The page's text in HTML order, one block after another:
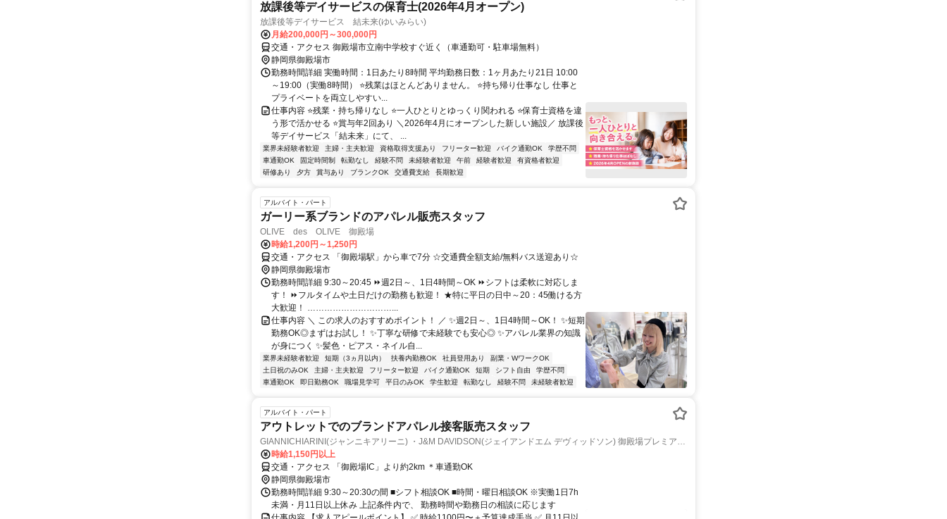
放課後等デイサービスの保育士(2026年4月オープン)
放課後等デイサービス 結未来(ゆいみらい)
月給200,000円～300,000円
交通・アクセス 御殿場市立南中学校すぐ近く（車通勤可・駐車場無料）
静岡県御殿場市
勤務時間詳細 実働時間：1日あたり8時間 平均勤務日数：1ヶ月あたり21日 10:00
～19:00（実働8時間） ⭐残業はほとんどありません。 ⭐持ち帰り仕事なし 仕事と
プライベートを両立しやすい...
仕事内容 ⭐残業・持ち帰りなし ⭐一人ひとりとゆっくり関われる ⭐保育士資格を違
う形で活かせる ⭐賞与年2回あり ＼2026年4月にオープンした新しい施設／ 放課後
等デイサービス「結未来」にて、 ...
業界未経験者歓迎 主婦・主夫歓迎 資格取得支援あり フリーター歓迎 バイク通勤OK
学歴不問
車通勤OK
固定時間制 転勤なし 経験不問 未経験者歓迎 午前 経験者歓迎
有資格者歓迎
研修あり
夕方 賞与あり ブランクOK 交通費支給 長期歓迎
アルバイト・パート
ガーリー系ブランドのアパレル販売スタッフ
OLIVE des OLIVE 御殿場
時給1,200円～1,250円
交通・アクセス 「御殿場駅」から車で7分 ☆交通費全額支給/無料バス送迎あり☆
静岡県御殿場市
勤務時間詳細 9:30～20:45 ⏩週2日～、1日4時間～OK ⏩シフトは柔軟に対応しま
す！ ⏩フルタイムや土日だけの勤務も歓迎！ ★特に平日の日中～20：45働ける方
大歓迎！ …………………………...
仕事内容 ＼ この求人のおすすめポイント！ ／ ✨週2日～、1日4時間～OK！ ✨短期
勤務OK◎まずはお試し！ ✨丁寧な研修で未経験でも安心◎ ✨アパレル業界の知識
が身につく ✨髪色・ピアス・ネイル自...
業界未経験者歓迎 短期（3ヵ月以内） 扶養内勤務OK 社員登用あり
副業・WワークOK
土日祝のみOK
主婦・主夫歓迎 フリーター歓迎 バイク通勤OK 短期 シフト自由
学歴不問
車通勤OK
即日勤務OK 職場見学可 平日のみOK 学生歓迎 転勤なし 経験不問 未経験者歓迎
アルバイト・パート
アウトレットでのブランドアパレル接客販売スタッフ
GIANNICHIARINI(ジャンニキアリーニ) ・J&M DAVIDSON(ジェイアンドエム デヴィッドソン) 御殿場プレミア
ム・アウトレット店
時給1,150円以上
交通・アクセス 「御殿場IC」より約2km ＊車通勤OK
静岡県御殿場市
勤務時間詳細 9:30～20:30の間 ■シフト相談OK ■時間・曜日相談OK ※実働1日7h
未満・月11日以上休み 上記条件内で、 勤務時間や勤務日の相談に応じます